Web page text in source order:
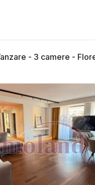
- 3 camere -